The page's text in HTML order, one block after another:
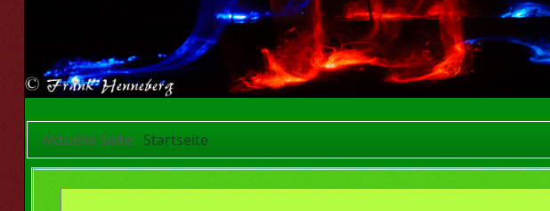
Aktuelle Seite: Startseite